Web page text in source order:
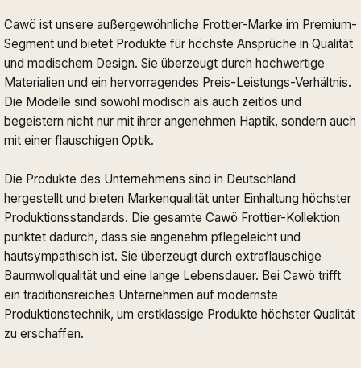
Cawö ist unsere außergewöhnliche Frottier-Marke im Premium-
Segment und bietet Produkte für höchste Ansprüche in Qualität
und modischem Design. Sie überzeugt durch hochwertige
Materialien und ein hervorragendes Preis-Leistungs-Verhältnis.
Die Modelle sind sowohl modisch als auch zeitlos und
begeistern nicht nur mit ihrer angenehmen Haptik, sondern auch
mit einer flauschigen Optik.
Die Produkte des Unternehmens sind in Deutschland
hergestellt und bieten Markenqualität unter Einhaltung höchster
Produktionsstandards. Die gesamte Cawö Frottier-Kollektion
punktet dadurch, dass sie angenehm pflegeleicht und
hautsympathisch ist. Sie überzeugt durch extraflauschige
Baumwollqualität und eine lange Lebensdauer. Bei Cawö trifft
ein traditionsreiches Unternehmen auf modernste
Produktionstechnik, um erstklassige Produkte höchster Qualität
zu erschaffen.